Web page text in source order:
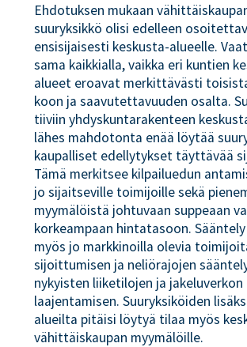
Ehdotuksen mukaan
suuryksikkö olisi edelleen
ensisijaisesti keskusta-alueelle.
sama kaikkialla, vaikka eri kuntien
alueet eroavat merkittävästi
koon ja saavutettavuuden osalta.
tiiviin yhdyskuntarakenteen
lähes mahdotonta enää löytää
kaupalliset edellytykset täyttävää
Tämä merkitsee kilpailuedun
jo sijaitseville toimijoille sekä
myymälöistä johtuvaan suppeaan
korkeampaan hintatasoon.
myös jo markkinoilla olevia
sijoittumisen ja neliörajojen
nykyisten liiketilojen ja jakeluverkon
laajentamisen. Suuryksiköiden
alueilta pitäisi löytyä tilaa myös
vähittäiskaupan myymälöille.